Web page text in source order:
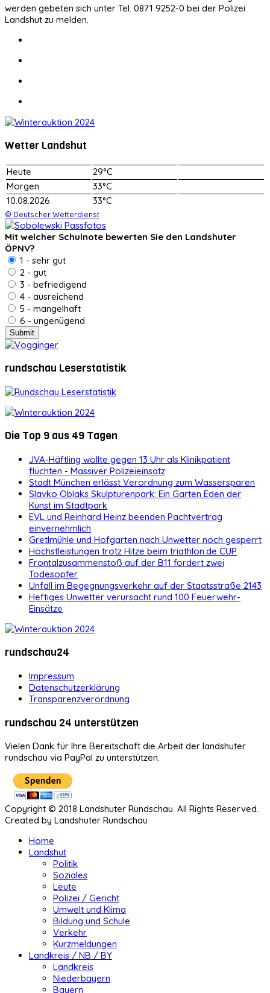
werden gebeten sich unter Tel. 0871 9252-0 bei der Polizei
Landshut zu melden.
Wetter Landshut
Heute
29°C
Morgen
33°C
10.08.2026
33°C
© Deutscher Wetterdienst
Mit welcher Schulnote bewerten Sie den Landshuter
ÖPNV?
1 - sehr gut
2 - gut
3 - befriedigend
4 - ausreichend
5 - mangelhaft
6 - ungenügend
rundschau Leserstatistik
Die Top 9 aus 49 Tagen
JVA-Häftling wollte gegen 13 Uhr als Klinikpatient
flüchten - Massiver Polizeieinsatz
Stadt München erlässt Verordnung zum Wassersparen
Slavko Oblaks Skulpturenpark: Ein Garten Eden der
Kunst im Stadtpark
EVL und Reinhard Heinz beenden Pachtvertrag
einvernehmlich
Gretlmühle und Hofgarten nach Unwetter noch gesperrt
Höchstleistungen trotz Hitze beim triathlon.de CUP
Frontalzusammenstoß auf der B11 fordert zwei
Todesopfer
Unfall im Begegnungsverkehr auf der Staatsstraße 2143
Heftiges Unwetter verursacht rund 100 Feuerwehr-
Einsätze
rundschau24
Impressum
Datenschutzerklärung
Transparenzverordnung
rundschau 24 unterstützen
Vielen Dank für Ihre Bereitschaft die Arbeit der landshuter
rundschau via PayPal zu unterstützen.
Copyright © 2018 Landshuter Rundschau. All Rights Reserved.
Created by Landshuter Rundschau
Home
Landshut
Politik
Soziales
Leute
Polizei / Gericht
Umwelt und Klima
Bildung und Schule
Verkehr
Kurzmeldungen
Landkreis / NB / BY
Landkreis
Niederbayern
Bayern